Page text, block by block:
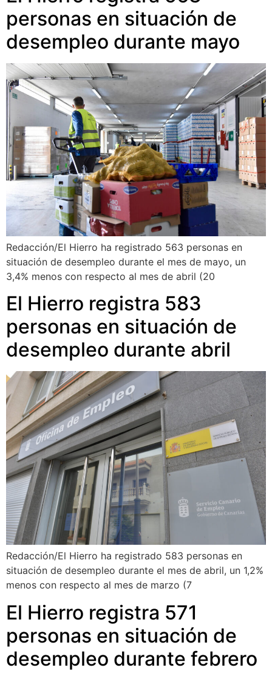
personas en situación de
desempleo durante mayo
Redacción/El Hierro ha registrado 563 personas en
situación de desempleo durante el mes de mayo, un
3,4% menos con respecto al mes de abril (20
El Hierro registra 583
personas en situación de
desempleo durante abril
Redacción/El Hierro ha registrado 583 personas en
situación de desempleo durante el mes de abril, un 1,2%
menos con respecto al mes de marzo (7
El Hierro registra 571
personas en situación de
desempleo durante febrero